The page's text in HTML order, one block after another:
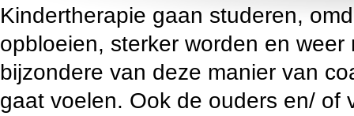
Kindertherapie gaan studeren,
opbloeien, sterker worden en
bijzondere van deze manier van
gaat voelen. Ook de ouders en/ of